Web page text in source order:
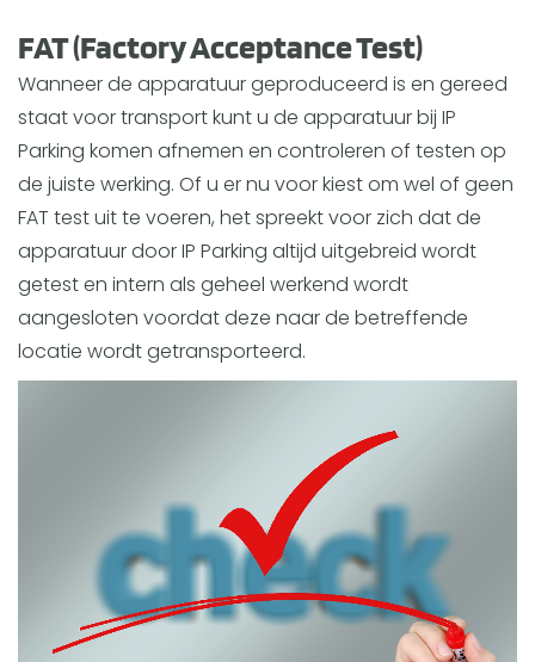
FAT (Factory Acceptance Test)
Wanneer de apparatuur geproduceerd is en gereed
staat voor transport kunt u de apparatuur bij IP
Parking komen afnemen en controleren of testen op
de juiste werking. Of u er nu voor kiest om wel of geen
FAT test uit te voeren, het spreekt voor zich dat de
apparatuur door IP Parking altijd uitgebreid wordt
getest en intern als geheel werkend wordt
aangesloten voordat deze naar de betreffende
locatie wordt getransporteerd.